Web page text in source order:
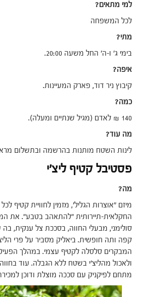
למי מתאים?
לכל המשפחה
מתי?
בימי ג' ו-ה' החל משעה 20:00.
איפה?
קיבוץ ניר דוד, פארק המעיינות.
כמה?
140 ₪ לאדם (מגיל שנתיים ומעלה).
מה עוד?
לינות השטח מותנות בהרשמה ובתשלום
פסטיבל קטיף ליצ'י
מה?
מיזם "אוצרות הגליל', מזמין לחוויית קטיף
החקלאית-תיירותית "להתאהב בטבע". את
סולימני, מבעלי החווה, בסככת צל ענקית, בה
קפה ותה חופשית. ביאליק מסביר על פרי
המבקרים סלסלה לקטיף עצמי. במהלך
ולאכול מהליצ'י בשטח ללא הגבלה. עוד בחווה
מתחם לפיקניק עם סככה מוצלת ודוכן